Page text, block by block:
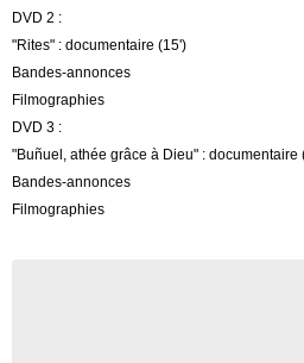
DVD 2 :
"Rites" : documentaire (15')
Bandes-annonces
Filmographies
DVD 3 :
"Buñuel, athée grâce à Dieu" : documentaire
Bandes-annonces
Filmographies